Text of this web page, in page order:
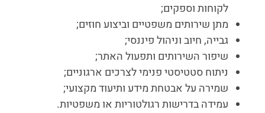
לקוחות וספקים;
מתן שירותים משפטיים וביצוע חוזים;
גבייה, חיוב וניהול פיננסי;
שיפור השירותים ותפעול האתר;
ניתוח סטטיסטי פנימי לצרכים ארגוניים;
שמירה על אבטחת מידע ותיעוד מקצועי;
עמידה בדרישות רגולטוריות או משפטיות.